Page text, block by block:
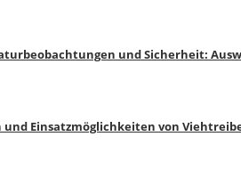
und Sicherheit:
und Einsatzmöglichkeiten von